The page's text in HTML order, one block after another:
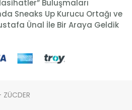
Buluşmaları
Sneaks Up Kurucu Ortağı ve
Ünal İle Bir Araya Geldik